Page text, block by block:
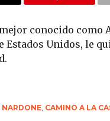
conocido como
Unidos, le
NARDONE, CAMINO A LA